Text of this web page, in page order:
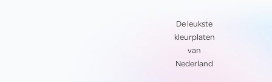
De leukste
kleurplaten
van
Nederland